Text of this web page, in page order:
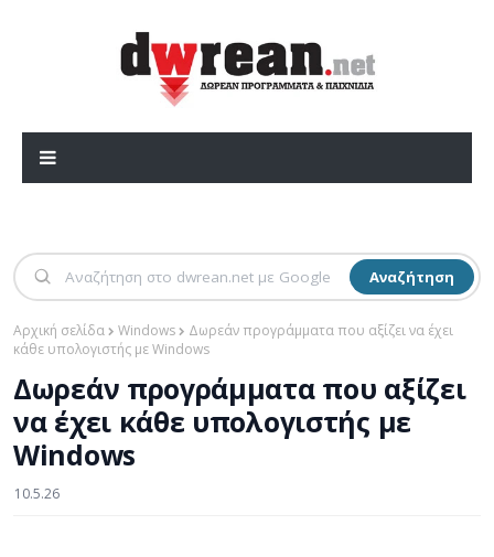
Αναζήτηση
Αρχική σελίδα Windows
Δωρεάν προγράμματα που αξίζει να έχει
κάθε υπολογιστής με Windows
Δωρεάν προγράμματα που αξίζει
να έχει κάθε υπολογιστής με
Windows
10.5.26